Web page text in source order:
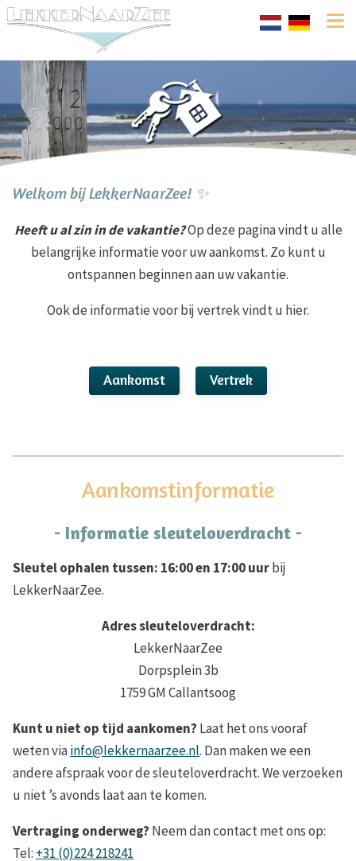
Welkom bij LekkerNaarZee! ✨
Heeft u al zin in de vakantie?Op deze pagina vindt u alle
belangrijke informatie voor uw aankomst. Zo kunt u
ontspannen beginnen aan uw vakantie.
Ook de informatie voor bij vertrek vindt u hier.
Aankomst Vertrek
Aankomstinformatie
- Informatie sleuteloverdracht -
Sleutel ophalen tussen: 16:00 en 17:00 uurbij
LekkerNaarZee.
Adres sleuteloverdracht:
LekkerNaarZee
Dorpsplein 3b
1759 GM Callantsoog
Kunt u niet op tijd aankomen? Laat het ons vooraf
weten viainfo@lekkernaarzee.nl. Dan maken we een
andere afspraak voor de sleuteloverdracht. We verzoeken
u niet ’s avonds laat aan te komen.
Vertraging onderweg? Neem dan contact met ons op:
Tel: +31 (0)224 218241